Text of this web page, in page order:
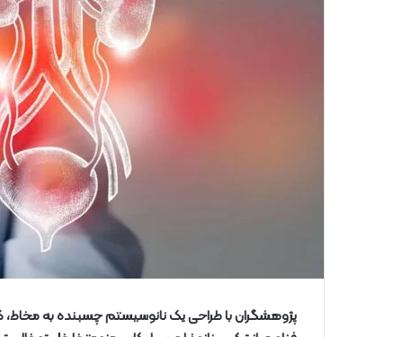
پژوهشگران با طراحی یک نانوسیستم چسبنده به مخاط،